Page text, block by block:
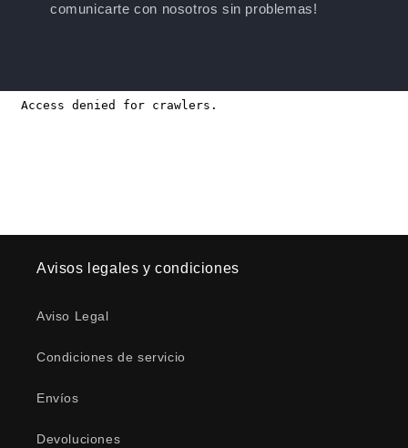
comunicarte con nosotros sin problemas!
Avisos legales y condiciones
Aviso Legal
Condiciones de servicio
Envíos
Devoluciones